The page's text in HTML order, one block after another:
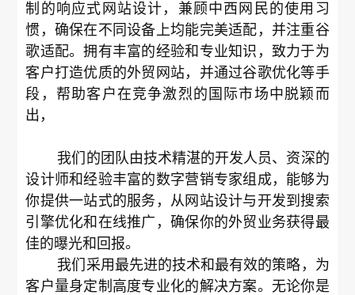
制的响应式网站设计，兼顾中西网民的使用习
惯，确保在不同设备上均能完美适配，并注重谷
歌适配。拥有丰富的经验和专业知识，致力于为
客户打造优质的外贸网站，并通过谷歌优化等手
段，帮助客户在竞争激烈的国际市场中脱颖而
出，
我们的团队由技术精湛的开发人员、资深的
设计师和经验丰富的数字营销专家组成，能够为
你提供一站式的服务，从网站设计与开发到搜索
引擎优化和在线推广，确保你的外贸业务获得最
佳的曝光和回报。
我们采用最先进的技术和最有效的策略，为
客户量身定制高度专业化的解决方案。无论你是